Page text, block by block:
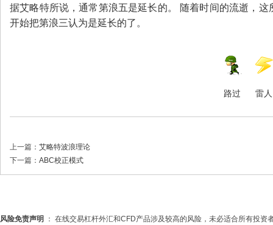
据艾略特所说，通常第浪五是延长的。 随着时间的流逝，
开始把第浪三认为是延长的了。
路过 雷人
上一篇： 艾略特波浪理论
下一篇： ABC校正模式
风险免责声明
： 在线交易杠杆外汇和CFD产品涉及较高的风险，未必适合所有投